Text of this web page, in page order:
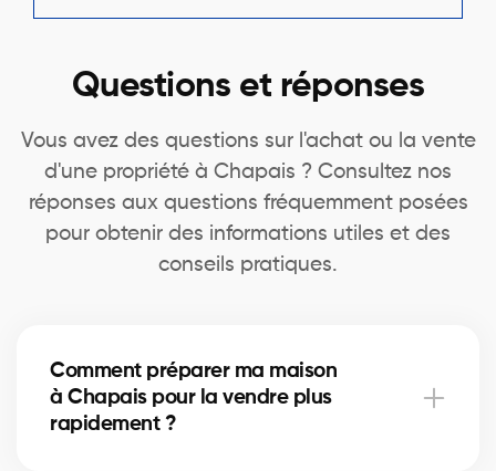
Questions et réponses
Vous avez des questions sur l'achat ou la vente
d'une propriété à Chapais ? Consultez nos
réponses aux questions fréquemment posées
pour obtenir des informations utiles et des
conseils pratiques.
Comment préparer ma maison
à Chapais pour la vendre plus
rapidement ?